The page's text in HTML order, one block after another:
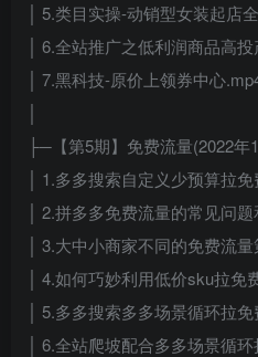
│ 5.类目实操-动销型女装起店
│ 6.全站推广之低利润商品高
│ 7.黑科技-原价上领券中心
├─【第5期】免费流量(2022年
│ 1.多多搜索自定义少预算拉
│ 2.拼多多免费流量的常见问
│ 3.大中小商家不同的免费流
│ 4.如何巧妙利用低价sku拉免
│ 5.多多搜索多多场景循环拉
│ 6.全站爬坡配合多多场景循